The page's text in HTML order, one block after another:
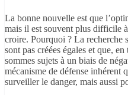
La bonne nouvelle est que
mais il est souvent plus difficile
croire. Pourquoi ? La recherche
sont pas créées égales et que,
sommes sujets à un biais de
mécanisme de défense inhérent
surveiller le danger, mais aussi